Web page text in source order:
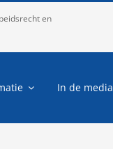
en
In de media